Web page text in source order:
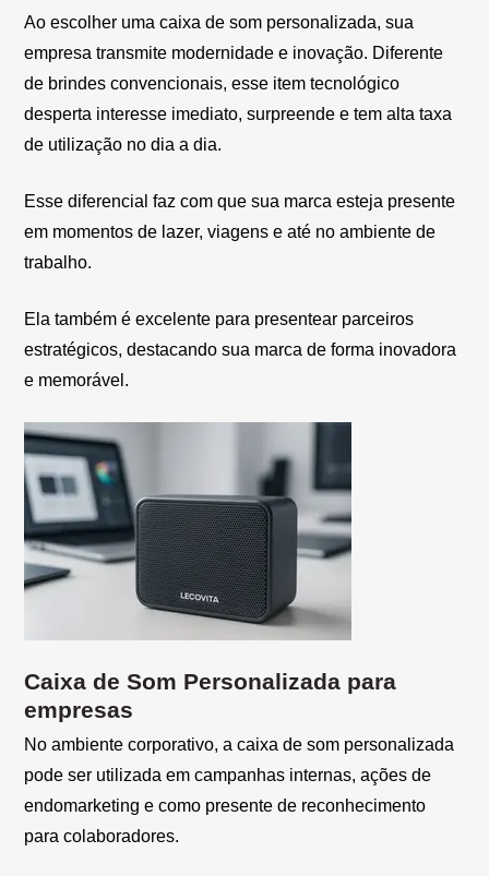
Ao escolher uma caixa de som personalizada, sua
empresa transmite modernidade e inovação. Diferente
de brindes convencionais, esse item tecnológico
desperta interesse imediato, surpreende e tem alta taxa
de utilização no dia a dia.
Esse diferencial faz com que sua marca esteja presente
em momentos de lazer, viagens e até no ambiente de
trabalho.
Ela também é excelente para presentear parceiros
estratégicos, destacando sua marca de forma inovadora
e memorável.
Caixa de Som Personalizada para
empresas
No ambiente corporativo, a caixa de som personalizada
pode ser utilizada em campanhas internas, ações de
endomarketing e como presente de reconhecimento
para colaboradores.